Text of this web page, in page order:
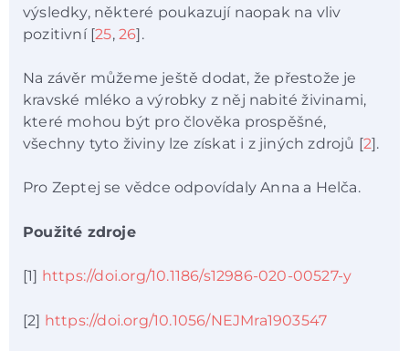
výsledky, některé poukazují naopak na vliv
pozitivní [25,26].
Na závěr můžeme ještě dodat, že přestože je
kravské mléko a výrobky z něj nabité živinami,
které mohou být pro člověka prospěšné,
všechny tyto živiny lze získat i z jiných zdrojů [2].
Pro Zeptej se vědce odpovídaly Anna a Helča.
Použité zdroje
[1] https://doi.org/10.1186/s12986-020-00527-y
[2] https://doi.org/10.1056/NEJMra1903547